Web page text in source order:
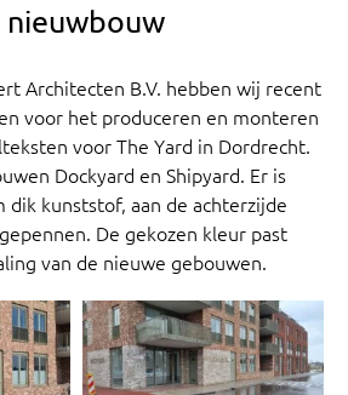
Architecten B.V. hebben wij recent
voor het produceren en monteren
voor The Yard in Dordrecht.
Dockyard en Shipyard. Er is
dik kunststof, aan de achterzijde
De gekozen kleur past
van de nieuwe gebouwen.